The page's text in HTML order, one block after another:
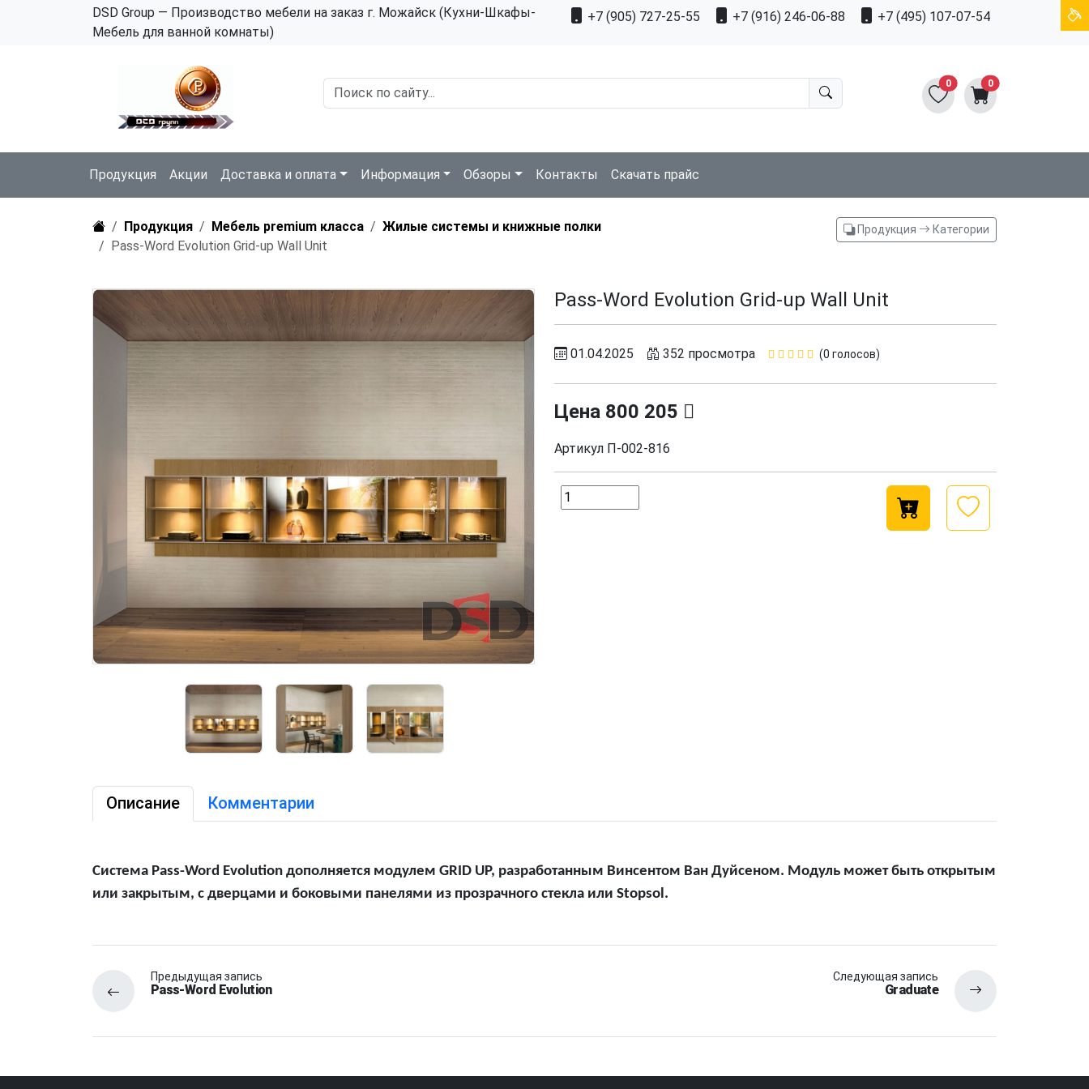
DSD Group — Производство мебели на заказ г. Можайск (Кухни-Шкафы-
Мебель для ванной комнаты)
+7 (905) 727-25-55 +7 (916) 246-06-88 +7 (495) 107-07-54
0 0
Продукция Акции Доставка и оплата Информация Обзоры Контакты Скачать прайс
Продукция Мебель premium класса
Жилые системы и книжные полки
Pass-Word Evolution Grid-up Wall Unit
Продукция Категории
Pass-Word Evolution Grid-up Wall Unit
01.04.2025 352 просмотра (0 голосов)
Цена 800 205
Артикул П-002-816
Описание Комментарии
Система Pass-Word Evolution дополняется модулем GRID UP, разработанным Винсентом Ван Дуйсеном. Модуль может быть открытым
или закрытым, с дверцами и боковыми панелями из прозрачного стекла или Stopsol.
Предыдущая запись
Pass-Word Evolution
Следующая запись
Graduate